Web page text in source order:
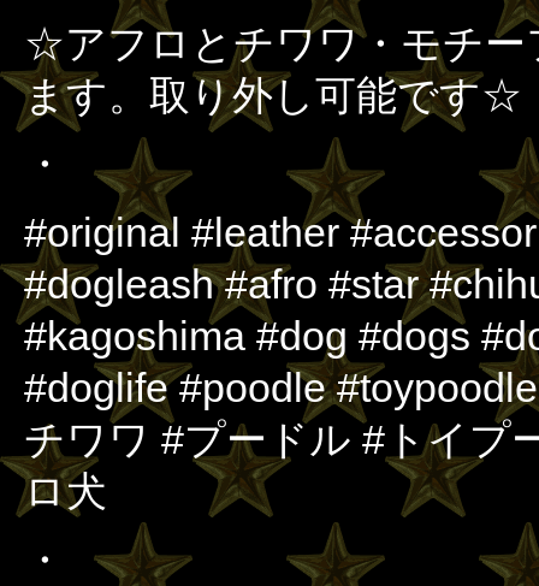
☆アフロとチワワ・モチー
ます。取り外し可能です☆
・
#original #leather
#dogleash #afro #star
#kagoshima #dog #dogs
#doglife #poodle
チワワ #プードル #トイプ
ロ犬
・